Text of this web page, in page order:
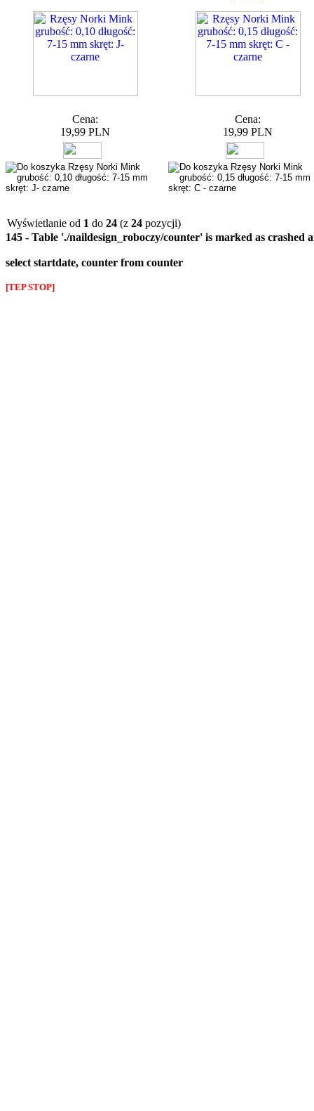
Cena:
19,99 PLN
Cena:
19,99 PLN
Wyświetlanie od 1 do 24 (z 24 pozycji)
145 - Table './naildesign_roboczy/counter' is marked as crashed
select startdate, counter from counter
[TEP STOP]